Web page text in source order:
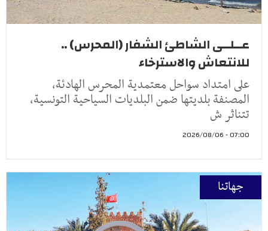
عــلــى الشاطئ الشفار (المحرس) ..
للانتعاش والاسترخاء
على امتداد سواحل معتمدية المحرس الهادئة،
المصنفة بلديتها ضمن البلديات السياحية التونسية،
تتناثر ش
07:00 - 2026/08/06
جهاتنا